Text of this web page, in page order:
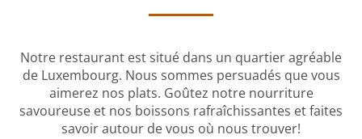
Notre restaurant est situé dans un quartier agréable
de Luxembourg. Nous sommes persuadés que vous
aimerez nos plats. Goûtez notre nourriture
savoureuse et nos boissons rafraîchissantes et faites
savoir autour de vous où nous trouver!